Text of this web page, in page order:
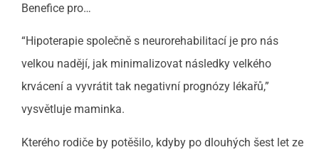
Benefice pro…
“Hipoterapie společně s neurorehabilitací je pro nás
velkou nadějí, jak minimalizovat následky velkého
krvácení a vyvrátit tak negativní prognózy lékařů,”
vysvětluje maminka.
Kterého rodiče by potěšilo, kdyby po dlouhých šest let ze